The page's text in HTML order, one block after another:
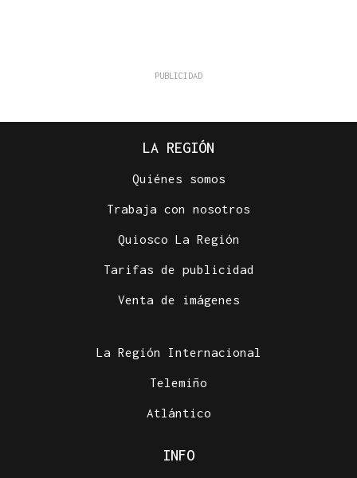
LA REGIÓN
Quiénes somos
Trabaja con nosotros
Quiosco La Región
Tarifas de publicidad
Venta de imágenes
La Región Internacional
Telemiño
Atlántico
INFO